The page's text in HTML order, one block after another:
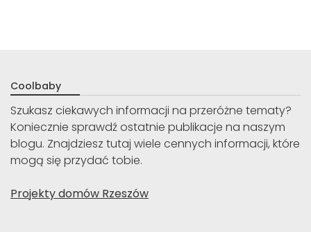
Coolbaby
Szukasz ciekawych informacji na przeróżne tematy?
Koniecznie sprawdź ostatnie publikacje na naszym
blogu. Znajdziesz tutaj wiele cennych informacji, które
mogą się przydać tobie.
Projekty domów Rzeszów